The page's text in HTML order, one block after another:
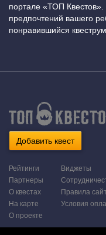
портале «ТОП
предпочтений вашего
понравившийся квеструм.
Добавить квест
Рейтинги
Партнеры
О квестах
На карте
О проекте
Виджеты
Правила
Условия